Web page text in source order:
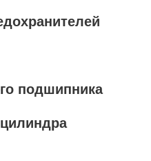
подшипника